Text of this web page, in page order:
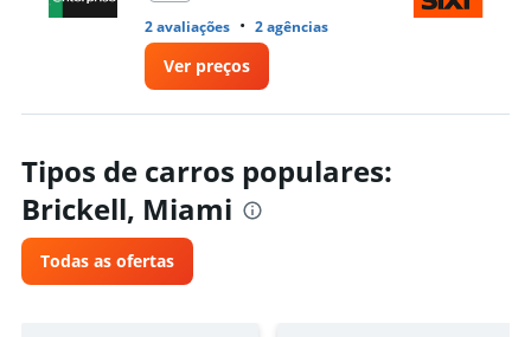
2 avaliações • 2 agências
Ver preços
Tipos de carros populares:
Brickell, Miami
Todas as ofertas